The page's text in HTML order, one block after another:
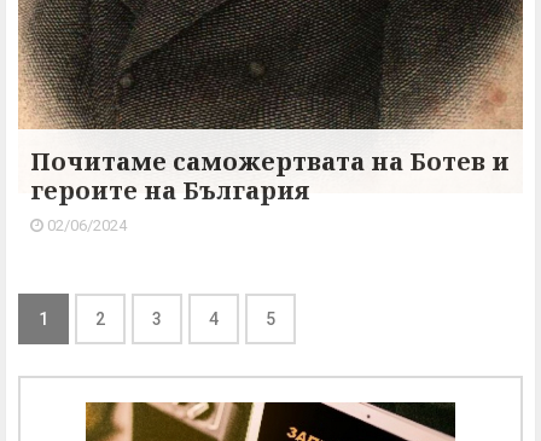
Почитаме саможертвата на Ботев и
героите на България
02/06/2024
1 2 3 4 5